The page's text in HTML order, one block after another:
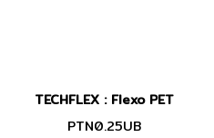
TECHFLEX : Flexo PET
PTN0.25UB